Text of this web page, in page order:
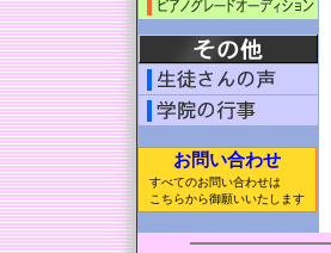
お問い合わせ
すべてのお問い合わせは
こちらから御願いいたします